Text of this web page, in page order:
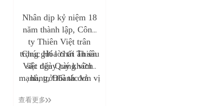
Nhân dịp kỷ niệm 18
năm thành lập, Công
ty Thiên Việt trân
trọng gửi lời tri ân sâu
sắc đến Quý khách
hàng, Đối tác và
hành cùng chúng tôi
Chúc Hóa chất Thiên
Việt ngày càng vững
mạnh, trở thành đơn vị
lĩnh vực cung cấp đa
查看更多